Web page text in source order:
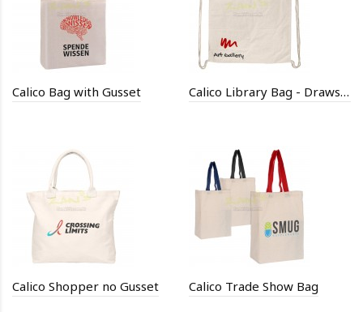
Calico Bag with Gusset Calico Library Bag - Drawstrings
Calico Shopper no Gusset Calico Trade Show Bag